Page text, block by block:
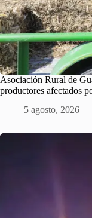
Asociación Rural de
productores afectados
5 agosto, 2026